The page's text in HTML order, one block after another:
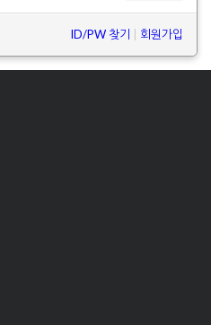
ID/PW 찾기 회원가입